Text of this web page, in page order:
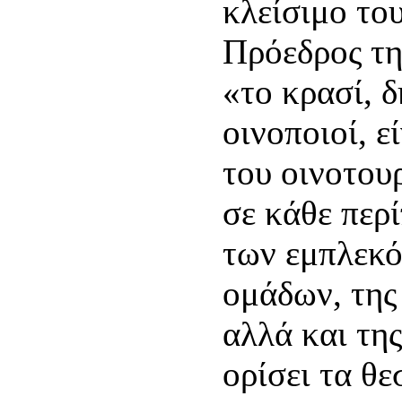
κλείσιμο
Πρόεδρος
«το κρασί,
οινοποιοί,
του
σε κάθε
των
ομάδων, της
αλλά και
ορίσει τα